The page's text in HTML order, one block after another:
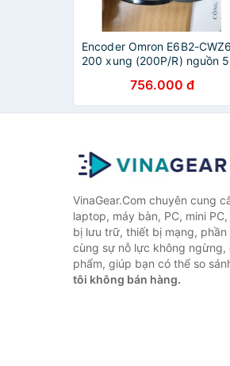
Encoder Omron E6B2-
200 xung (200P/R) nguồn
756.000 đ
VinaGear.Com chuyên cung
laptop, máy bàn, PC, mini
bị lưu trữ, thiết bị mạng,
cùng sự nỗ lực không
phẩm, giúp bạn có thể so
tôi không bán hàng.